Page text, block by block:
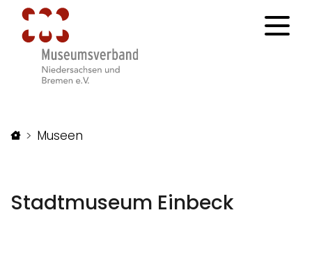
Startseite
Museen
Stadtmuseum Einbeck